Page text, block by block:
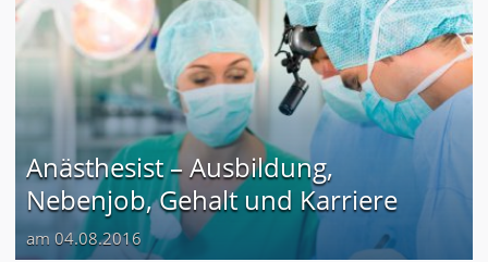
Anästhesist – Ausbildung,
Nebenjob, Gehalt und Karriere
am 04.08.2016